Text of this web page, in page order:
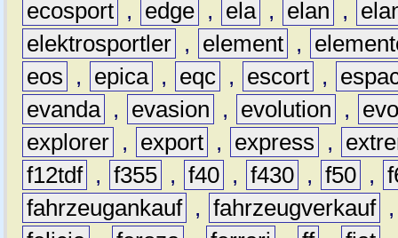
ecosport , edge , ela , elan ,
elektrosportler , element ,
eos
, epica , eqc , escort ,
evanda , evasion , evolution ,
explorer , export , express ,
f12tdf , f355 , f40 , f430 , f50 ,
fahrzeugankauf , fahrzeugverkauf